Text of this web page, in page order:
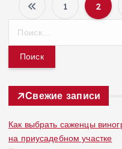
1 2
т
Свежие записи
Как выбрать саженцы
на приусадебном участке